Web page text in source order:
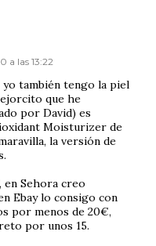
a las 13:22
yo también tengo la piel
que he
por David) es
Moisturizer de
la versión de
en Sehora creo
Ebay lo consigo con
por menos de 20€,
por unos 15.